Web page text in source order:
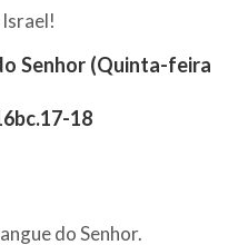
Senhor (Quinta-feira
18
do Senhor.